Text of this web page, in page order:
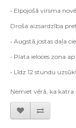
• Elpojošā virsma
Droša aizsardzība
• Augstā jostas daļa
• Plata ieloces zona
• Līdz 12 stundu
Ņemiet vērā, ka